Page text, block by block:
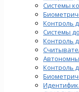
Системы
Контроль
Системы
Контроль
Контроль